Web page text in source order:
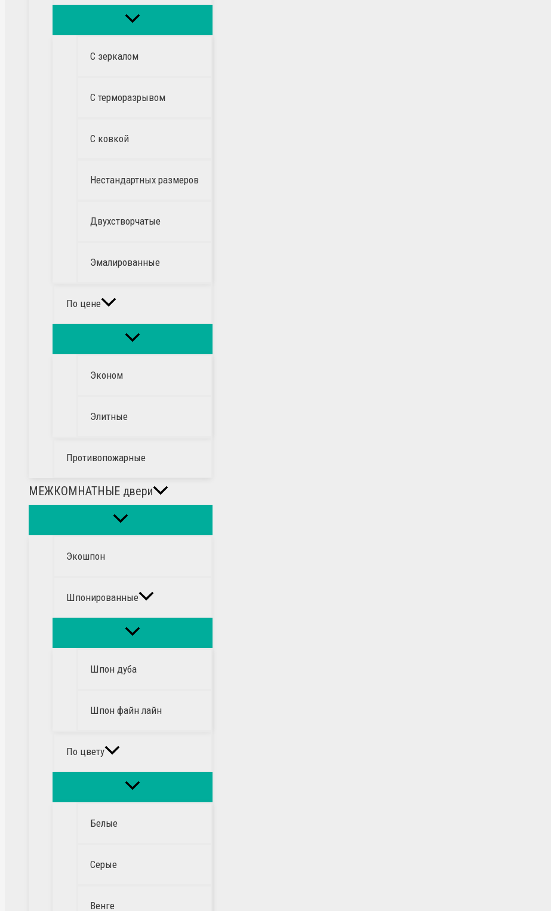
С зеркалом
С терморазрывом
С ковкой
Нестандартных размеров
Двухстворчатые
Эмалированные
По цене
Эконом
Элитные
Противопожарные
МЕЖКОМНАТНЫЕ двери
Экошпон
Шпонированные
Шпон дуба
Шпон файн лайн
По цвету
Белые
Серые
Венге